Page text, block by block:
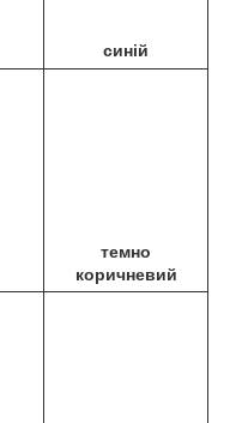
синій
темно
коричневий